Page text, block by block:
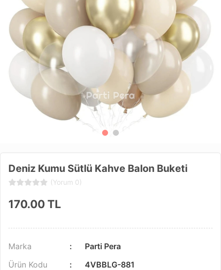
Deniz Kumu Sütlü Kahve Balon Buketi
(Yorum 0)
170.00TL
Marka
Parti Pera
Ürün Kodu
4VBBLG-881